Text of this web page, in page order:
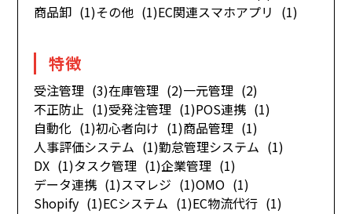
商品卸 (1)その他 (1)EC関連スマホアプリ (1)
特徴
受注管理 (3)在庫管理 (2)一元管理 (2)
不正防止 (1)受発注管理 (1)POS連携 (1)
自動化 (1)初心者向け (1)商品管理 (1)
人事評価システム (1)勤怠管理システム (1)
DX (1)タスク管理 (1)企業管理 (1)
データ連携 (1)スマレジ (1)OMO (1)
Shopify (1)ECシステム (1)EC物流代行 (1)